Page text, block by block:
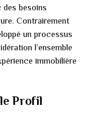
des besoins
Contrairement
un processus
l’ensemble
immobilière
Profil